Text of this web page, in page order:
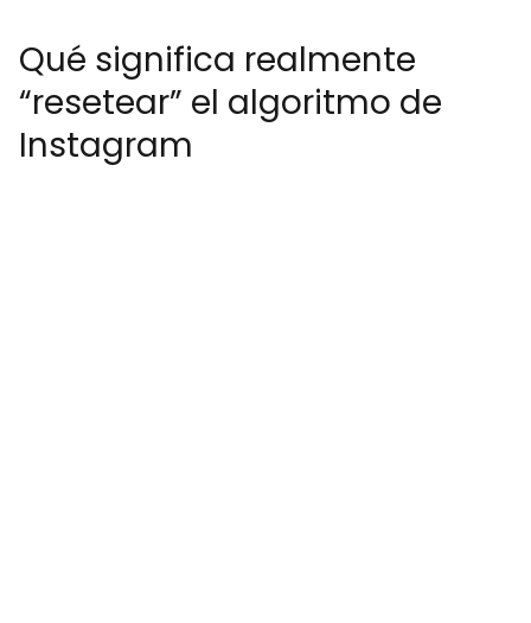
Qué significa realmente
“resetear” el algoritmo de
Instagram